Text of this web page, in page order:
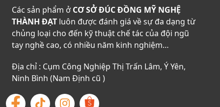
Các sản phẩm ởCƠ SỞ ĐÚC ĐỒNG MỸ NGHỆ
THÀNH ĐẠT luôn được đánh giá về sự đa dạng từ
chủng loại cho đến kỹ thuật chế tác của đội ngũ
tay nghề cao, có nhiều năm kinh nghiệm…
Địa chỉ : Cụm Công Nghiệp Thị Trấn Lâm, Ý Yên,
Ninh Bình (Nam Định cũ )